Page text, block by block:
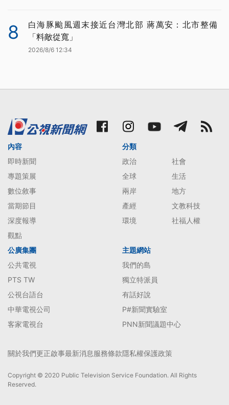
8
白海豚颱風週末接近台灣北部 蔣萬安：北市整備
「料敵從寬」
2026/8/6 12:34
內容
即時新聞
專題策展
數位敘事
當期節目
深度報導
觀點
分類
政治
社會
全球
生活
兩岸
地方
產經
文教科技
環境
社福人權
公廣集團
公共電視
PTS TW
公視台語台
中華電視公司
客家電視台
主題網站
我們的島
獨立特派員
有話好說
P#新聞實驗室
PNN新聞議題中心
關於我們更正啟事最新消息服務條款隱私權保護政策
Copyright © 2020 Public Television Service Foundation. All Rights
Reserved.